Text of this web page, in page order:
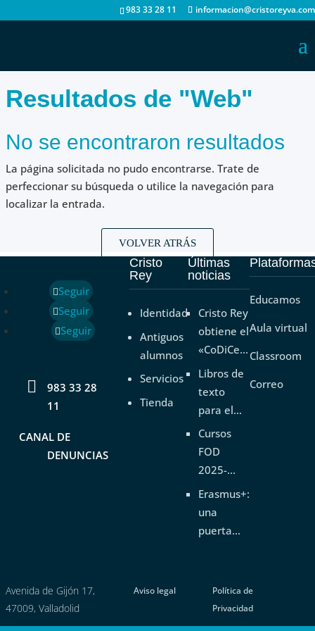
983 33 28 11 informacion@cristoreyva.com
Resultados de "Web"
No se encontraron resultados
La página solicitada no pudo encontrarse. Trate de
perfeccionar su búsqueda o utilice la navegación para
localizar la entrada.
VOLVER ATRÁS
Seguir
Seguir
Seguir

983 33 28
11
CANAL DE
DENUNCIAS
Cristo
Rey
Identidad
Antiguos
alumnos
Servicios
Tienda
Últimas
noticias
Cristo Rey
obtiene el
«CoDiCe
TIC» de
Nivel 5-
Excelente
Libros de
texto
para el
curso
2026-
2027
Cursos
FOD
2025-
2026
Erasmus+:
una
puerta
Educamos
Aula virtual
Classroom
Correo
Avenida de Gijón 17,
47009, Valladolid
Aviso legal
Política de
Privacidad